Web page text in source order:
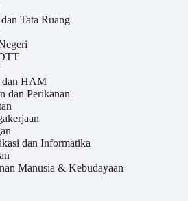
Tata Ruang
dan HAM
dan Perikanan
dan Informatika
Manusia & Kebudayaan